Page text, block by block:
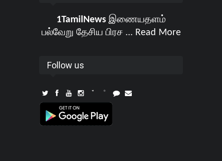
1TamilNewsஇணையதளம்
பல்வேறு தேசிய பிரச ... Read More
Follow us